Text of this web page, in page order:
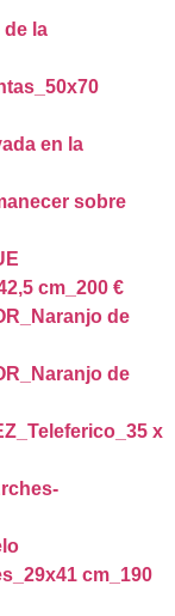
de la
en la
sobre
cm_200 €
de
de
x
cm_190